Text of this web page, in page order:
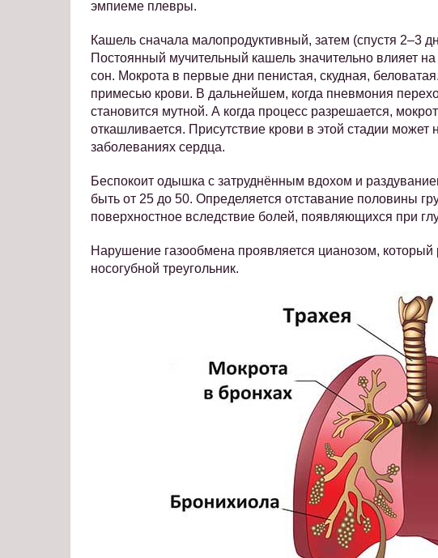
эмпиеме плевры.
Кашель сначала малопродуктивный, затем (спустя 2–3
Постоянный мучительный кашель значительно влияет
сон. Мокрота в первые дни пенистая, скудная,
примесью крови. В дальнейшем, когда пневмония
становится мутной. А когда процесс разрешается,
откашливается. Присутствие крови в этой стадии может
заболеваниях сердца.
Беспокоит одышка с затруднённым вдохом и
быть от 25 до 50. Определяется отставание половины
поверхностное вследствие болей, появляющихся при
Нарушение газообмена проявляется цианозом, который
носогубной треугольник.